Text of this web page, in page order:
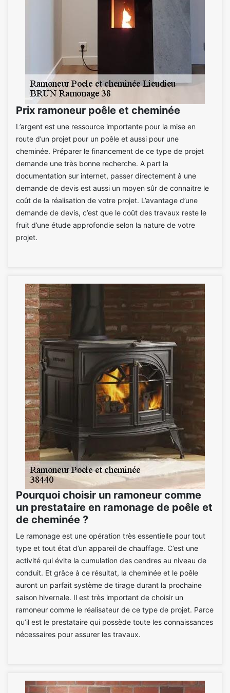
Prix ramoneur poêle et cheminée
L’argent est une ressource importante pour la mise en
route d’un projet pour un poêle et aussi pour une
cheminée. Préparer le financement de ce type de projet
demande une très bonne recherche. A part la
documentation sur internet, passer directement à une
demande de devis est aussi un moyen sûr de connaitre le
coût de la réalisation de votre projet. L’avantage d’une
demande de devis, c’est que le coût des travaux reste le
fruit d’une étude approfondie selon la nature de votre
projet.
Pourquoi choisir un ramoneur comme
un prestataire en ramonage de poêle et
de cheminée ?
Le ramonage est une opération très essentielle pour tout
type et tout état d’un appareil de chauffage. C’est une
activité qui évite la cumulation des cendres au niveau de
conduit. Et grâce à ce résultat, la cheminée et le poêle
auront un parfait système de tirage durant la prochaine
saison hivernale. Il est très important de choisir un
ramoneur comme le réalisateur de ce type de projet. Parce
qu’il est le prestataire qui possède toute les connaissances
nécessaires pour assurer les travaux.